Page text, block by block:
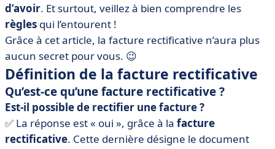
d’avoir. Et surtout, veillez à bien comprendre les
règles qui l’entourent !
Grâce à cet article, la facture rectificative n’aura plus
aucun secret pour vous. 😉
Définition de la facture rectificative
Qu’est-ce qu’une facture rectificative ?
Est-il possible de rectifier une facture ?
✅ La réponse est « oui », grâce à la facture
rectificative. Cette dernière désigne le document